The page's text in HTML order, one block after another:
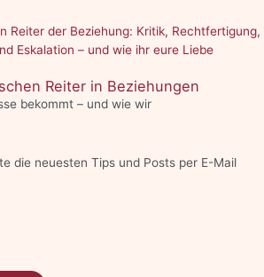
Reiter in Beziehungen
bekommt – und wie wir
die neuesten Tips und Posts per E-Mail